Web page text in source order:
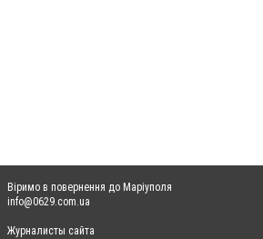
Віримо в повернення до Маріуполя
info@0629.com.ua
Журналисты сайта